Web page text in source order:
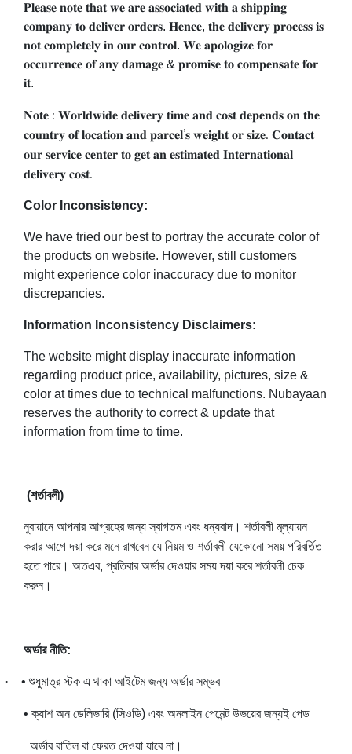
𝐏𝐥𝐞𝐚𝐬𝐞 𝐧𝐨𝐭𝐞 𝐭𝐡𝐚𝐭 𝐰𝐞 𝐚𝐫𝐞 𝐚𝐬𝐬𝐨𝐜𝐢𝐚𝐭𝐞𝐝 𝐰𝐢𝐭𝐡 𝐚 𝐬𝐡𝐢𝐩𝐩𝐢𝐧𝐠
𝐜𝐨𝐦𝐩𝐚𝐧𝐲 𝐭𝐨 𝐝𝐞𝐥𝐢𝐯𝐞𝐫 𝐨𝐫𝐝𝐞𝐫𝐬. 𝐇𝐞𝐧𝐜𝐞, 𝐭𝐡𝐞 𝐝𝐞𝐥𝐢𝐯𝐞𝐫𝐲 𝐩𝐫𝐨𝐜𝐞𝐬𝐬 𝐢𝐬
𝐧𝐨𝐭 𝐜𝐨𝐦𝐩𝐥𝐞𝐭𝐞𝐥𝐲 𝐢𝐧 𝐨𝐮𝐫 𝐜𝐨𝐧𝐭𝐫𝐨𝐥. 𝐖𝐞 𝐚𝐩𝐨𝐥𝐨𝐠𝐢𝐳𝐞 𝐟𝐨𝐫
𝐨𝐜𝐜𝐮𝐫𝐫𝐞𝐧𝐜𝐞 𝐨𝐟 𝐚𝐧𝐲 𝐝𝐚𝐦𝐚𝐠𝐞 & 𝐩𝐫𝐨𝐦𝐢𝐬𝐞 𝐭𝐨 𝐜𝐨𝐦𝐩𝐞𝐧𝐬𝐚𝐭𝐞 𝐟𝐨𝐫
𝐢𝐭.
𝐍𝐨𝐭𝐞 : 𝐖𝐨𝐫𝐥𝐝𝐰𝐢𝐝𝐞 𝐝𝐞𝐥𝐢𝐯𝐞𝐫𝐲 𝐭𝐢𝐦𝐞 𝐚𝐧𝐝 𝐜𝐨𝐬𝐭 𝐝𝐞𝐩𝐞𝐧𝐝𝐬 𝐨𝐧 𝐭𝐡𝐞
𝐜𝐨𝐮𝐧𝐭𝐫𝐲 𝐨𝐟 𝐥𝐨𝐜𝐚𝐭𝐢𝐨𝐧 𝐚𝐧𝐝 𝐩𝐚𝐫𝐜𝐞𝐥’𝐬 𝐰𝐞𝐢𝐠𝐡𝐭 𝐨𝐫 𝐬𝐢𝐳𝐞. 𝐂𝐨𝐧𝐭𝐚𝐜𝐭
𝐨𝐮𝐫 𝐬𝐞𝐫𝐯𝐢𝐜𝐞 𝐜𝐞𝐧𝐭𝐞𝐫 𝐭𝐨 𝐠𝐞𝐭 𝐚𝐧 𝐞𝐬𝐭𝐢𝐦𝐚𝐭𝐞𝐝 𝐈𝐧𝐭𝐞𝐫𝐧𝐚𝐭𝐢𝐨𝐧𝐚𝐥
𝐝𝐞𝐥𝐢𝐯𝐞𝐫𝐲 𝐜𝐨𝐬𝐭.
Color Inconsistency:
We have tried our best to portray the accurate color of
the products on website. However, still customers
might experience color inaccuracy due to monitor
discrepancies.
Information Inconsistency Disclaimers:
The website might display inaccurate information
regarding product price, availability, pictures, size &
color at times due to technical malfunctions. Nubayaan
reserves the authority to correct & update that
information from time to time.
(শর্তাবলী)
নুবায়ানে আপনার আগ্রহের জন্য স্বাগতম এবং ধন্যবাদ। শর্তাবলী মূল্যায়ন
করার আগে দয়া করে মনে রাখবেন যে নিয়ম ও শর্তাবলী যেকোনো সময় পরিবর্তিত
হতে পারে। অতএব, প্রতিবার অর্ডার দেওয়ার সময় দয়া করে শর্তাবলী চেক
করুন।
অর্ডার নীতি:
· • শুধুমাত্র স্টক এ থাকা আইটেম জন্য অর্ডার সম্ভব
• ক্যাশ অন ডেলিভারি (সিওডি) এবং অনলাইন পেমেন্ট উভয়ের জন্যই পেড
অর্ডার বাতিল বা ফেরত দেওয়া যাবে না।